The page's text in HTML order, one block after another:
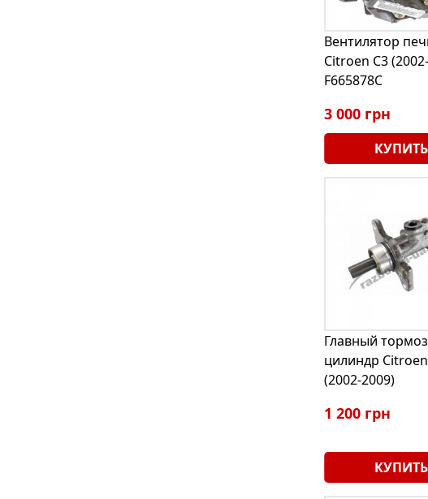
Вентилятор
Citroen C3
F665878C
3 000 грн
КУПИТЬ
Главный
цилиндр
(2002-2009)
1 200 грн
КУПИТЬ